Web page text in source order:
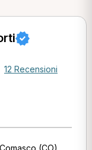
12 Recensioni
(CO)